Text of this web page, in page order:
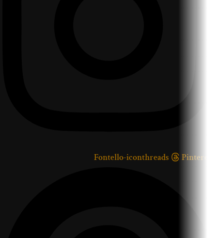
Fontello-iconthreads Pinterest